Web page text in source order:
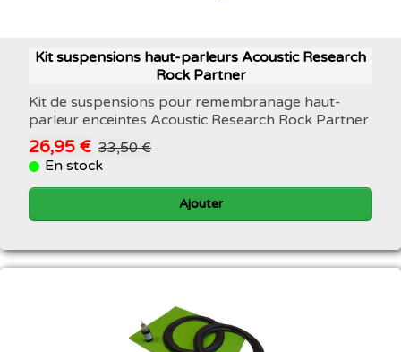
Kit suspensions haut-parleurs Acoustic Research
Rock Partner
Kit de suspensions pour remembranage haut-
parleur enceintes Acoustic Research Rock Partner
26,95 € 33,50 €
En stock
Ajouter